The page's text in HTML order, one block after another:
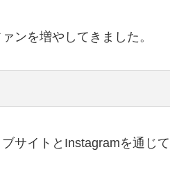
ンを増やしてきました。
サイトとInstagramを通じ